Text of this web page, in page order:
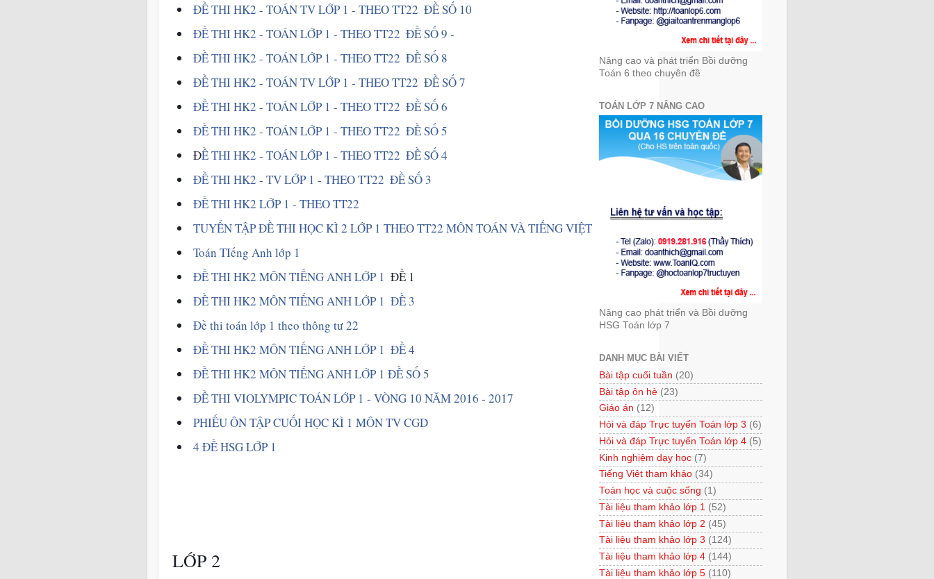
ĐỀ THI HK2 - TOÁN TV LỚP 1 - THEO TT22  ĐỀ SỐ 10
ĐỀ THI HK2 - TOÁN LỚP 1 - THEO TT22  ĐỀ SỐ 9 -
ĐỀ THI HK2 - TOÁN LỚP 1 - THEO TT22  ĐỀ SỐ 8
ĐỀ THI HK2 - TOÁN TV LỚP 1 - THEO TT22  ĐỀ SỐ 7
ĐỀ THI HK2 - TOÁN LỚP 1 - THEO TT22  ĐỀ SỐ 6
ĐỀ THI HK2 - TOÁN LỚP 1 - THEO TT22  ĐỀ SỐ 5
ĐỀ THI HK2 - TOÁN LỚP 1 - THEO TT22  ĐỀ SỐ 4
ĐỀ THI HK2 - TV LỚP 1 - THEO TT22  ĐỀ SỐ 3
ĐỀ THI HK2 LỚP 1 - THEO TT22
TUYỂN TẬP ĐỀ THI HỌC KÌ 2 LỚP 1 THEO TT22 MÔN TOÁN VÀ TIẾNG VIỆT
Toán TIếng Anh lớp 1
ĐỀ THI HK2 MÔN TIẾNG ANH LỚP 1 ĐỀ 1
ĐỀ THI HK2 MÔN TIẾNG ANH LỚP 1  ĐỀ 3
Đề thi toán lớp 1 theo thông tư 22
ĐỀ THI HK2 MÔN TIẾNG ANH LỚP 1  ĐỀ 4
ĐỀ THI HK2 MÔN TIẾNG ANH LỚP 1 ĐỀ SỐ 5
ĐỀ THI VIOLYMPIC TOÁN LỚP 1 - VÒNG 10 NĂM 2016 - 2017
PHIẾU ÔN TẬP CUỐI HỌC KÌ 1 MÔN TV CGD
4 ĐỀ HSG LỚP 1
LỚP 2
Nâng cao và phát triển Bồi dưỡng
Toán 6 theo chuyên đề
TOÁN LỚP 7 NÂNG CAO
Nâng cao phát triển và Bồi dưỡng
HSG Toán lớp 7
DANH MỤC BÀI VIẾT
Bài tập cuối tuần (20)
Bài tập ôn hè (23)
Giáo án (12)
Hỏi và đáp Trực tuyến Toán lớp 3 (6)
Hỏi và đáp Trực tuyến Toán lớp 4 (5)
Kinh nghiệm dạy học (7)
Tiếng Việt tham khảo (34)
Toán học và cuộc sống (1)
Tài liệu tham khảo lớp 1 (52)
Tài liệu tham khảo lớp 2 (45)
Tài liệu tham khảo lớp 3 (124)
Tài liệu tham khảo lớp 4 (144)
Tài liệu tham khảo lớp 5 (110)